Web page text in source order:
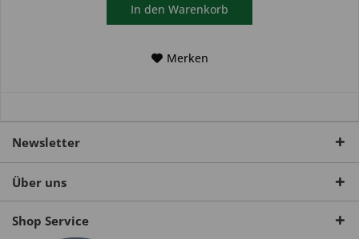
In den Warenkorb
Merken
Newsletter
Über uns
Shop Service